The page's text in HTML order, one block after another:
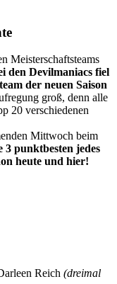
Meisterschaftsteams
den Devilmaniacs fiel
der neuen Saison
groß, denn alle
20 verschiedenen
Mittwoch beim
3 punktbesten jedes
heute und hier!
Reich (dreimal